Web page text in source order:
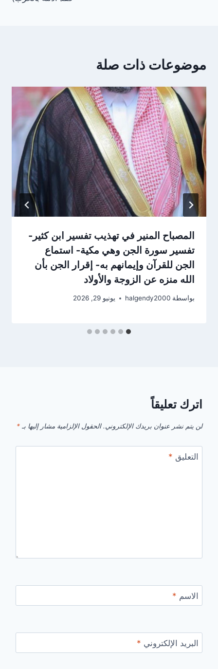
موضوعات ذات صلة
المصباح المنير في تهذيب تفسير ابن كثير-
تفسير سورة الجن وهي مكية- استماع
الجن للقرآن وإيمانهم به- إقرار الجن بأن
الله منزه عن الزوجة والأولاد
بواسطة halgendy2000 يونيو 29, 2026
اترك تعليقاً
لن يتم نشر عنوان بريدك الإلكتروني. الحقول الإلزامية مشار إليها بـ *
التعليق *
الاسم *
البريد الإلكتروني *